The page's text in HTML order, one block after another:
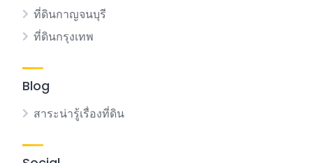
ที่ดินกาญจนบุรี
ที่ดินกรุงเทพ
Blog
สาระน่ารู้เรื่องที่ดิน